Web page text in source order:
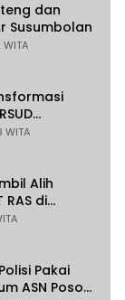
dan
Susumbolan
Alih
RAS di
Pakai
ASN Poso